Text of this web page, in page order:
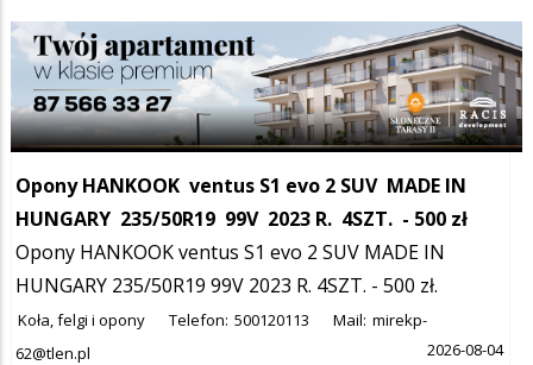
Szukana fraza w ogłoszeniach
Opony HANKOOK ventus S1 evo 2 SUV MADE IN
HUNGARY 235/50R19 99V 2023 R. 4SZT. - 500 zł
Opony HANKOOK ventus S1 evo 2 SUV MADE IN
HUNGARY 235/50R19 99V 2023 R. 4SZT. - 500 zł.
Koła, felgi i opony Telefon: 500120113 Mail: mirekp-
62@tlen.pl
2026-08-04